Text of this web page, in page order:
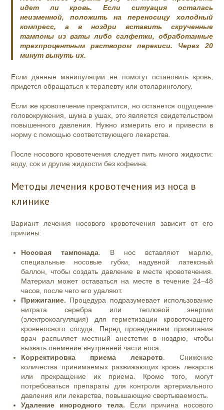
идет ли кровь. Если ситуация осталась
неизменной, положить на переносицу холодный
компресс, а в ноздри вставить скрученные
тампоны из ваты либо салфетки, обработанные
трехпроцентным раствором перекиси. Через 20
минут вынуть их.
Если данные манипуляции не помогут остановить кровь,
придется обращаться к терапевту или отоларингологу.
Если же кровотечение прекратится, но останется ощущение
головокружения, шума в ушах, это является свидетельством
повышенного давления. Нужно измерить его и привести в
норму с помощью соответствующего лекарства.
После носового кровотечения следует пить много жидкости:
воду, сок и другие жидкости без кофеина.
Методы лечения кровотечения из носа в
клинике
Вариант лечения носового кровотечения зависит от его
причины:
Носовая тампонада. В нос вставляют марлю,
специальные носовые губки, надувной латексный
баллон, чтобы создать давление в месте кровотечения.
Материал может оставаться на месте в течение 24–48
часов, после чего его удаляют.
Прижигание. Процедура подразумевает использование
нитрата серебра или тепловой энергии
(электрокоагуляция) для герметизации кровоточащего
кровеносного сосуда. Перед проведением прижигания
врач распыляет местный анестетик в ноздрю, чтобы
вызвать онемение внутренней части носа.
Корректировка приема лекарств. Снижение
количества принимаемых разжижающих кровь лекарств
или прекращение их приема. Кроме того, могут
потребоваться препараты для контроля артериального
давления или лекарства, повышающие свертываемость.
Удаление инородного тела. Если причина носового